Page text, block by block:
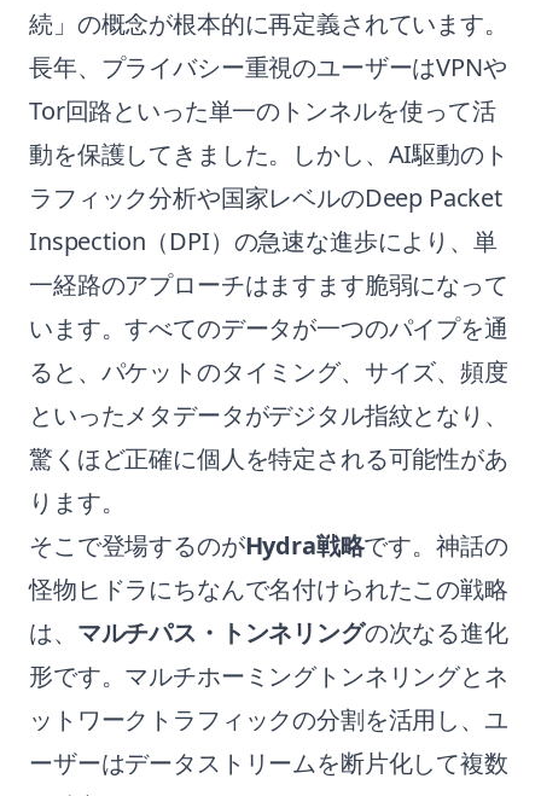
続」の概念が根本的に再定義されています。
長年、プライバシー重視のユーザーはVPNや
Tor回路といった単一のトンネルを使って活
動を保護してきました。しかし、AI駆動のト
ラフィック分析や国家レベルのDeep Packet
Inspection（DPI）の急速な進歩により、単
一経路のアプローチはますます脆弱になって
います。すべてのデータが一つのパイプを通
ると、パケットのタイミング、サイズ、頻度
といったメタデータがデジタル指紋となり、
驚くほど正確に個人を特定される可能性があ
ります。
そこで登場するのがHydra戦略です。神話の
怪物ヒドラにちなんで名付けられたこの戦略
は、 マルチパス・トンネリングの次なる進化
形です。マルチホーミングトンネリングとネ
ットワークトラフィックの分割を活用し、ユ
ーザーはデータストリームを断片化して複数